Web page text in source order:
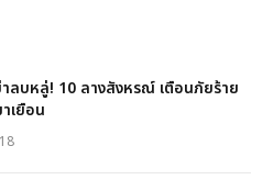
าลบหลู่! 10 ลางสังหรณ์ เตือนภัยร้าย
เยือน